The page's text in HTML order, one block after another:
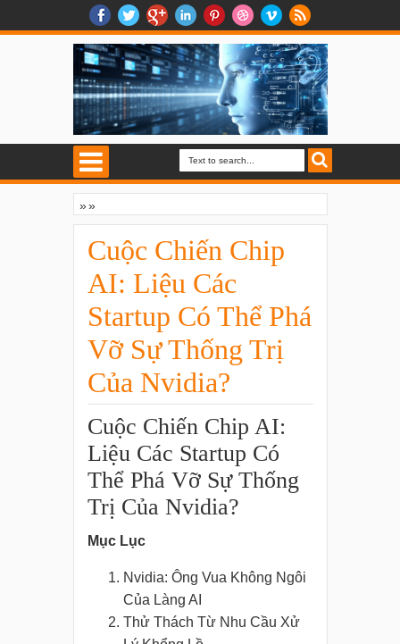
»»
Cuộc Chiến Chip
AI: Liệu Các
Startup Có Thể Phá
Vỡ Sự Thống Trị
Của Nvidia?
Cuộc Chiến Chip AI:
Liệu Các Startup Có
Thể Phá Vỡ Sự Thống
Trị Của Nvidia?
Mục Lục
Nvidia: Ông Vua Không Ngôi
Của Làng AI
Thử Thách Từ Nhu Cầu Xử